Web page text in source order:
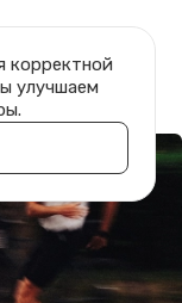
корректной
улучшаем